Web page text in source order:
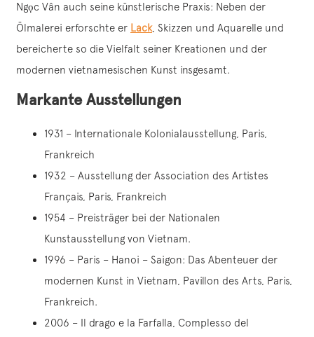
Ngọc Vân auch seine künstlerische Praxis: Neben der
Ölmalerei erforschte er Lack, Skizzen und Aquarelle und
bereicherte so die Vielfalt seiner Kreationen und der
modernen vietnamesischen Kunst insgesamt.
Markante Ausstellungen
1931 – Internationale Kolonialausstellung, Paris,
Frankreich
1932 – Ausstellung der Association des Artistes
Français, Paris, Frankreich
1954 – Preisträger bei der Nationalen
Kunstausstellung von Vietnam.
1996 – Paris – Hanoi – Saigon: Das Abenteuer der
modernen Kunst in Vietnam, Pavillon des Arts, Paris,
Frankreich.
2006 – Il drago e la Farfalla, Complesso del